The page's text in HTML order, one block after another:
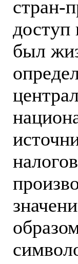
стран-
доступ
был